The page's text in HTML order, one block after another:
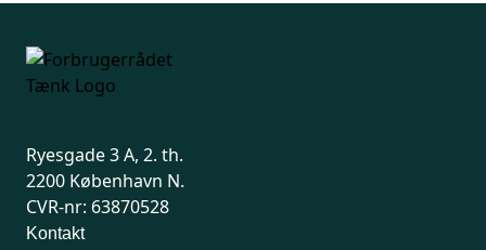
Ryesgade 3 A, 2. th.
2200 København N.
CVR-nr: 63870528
Kontakt